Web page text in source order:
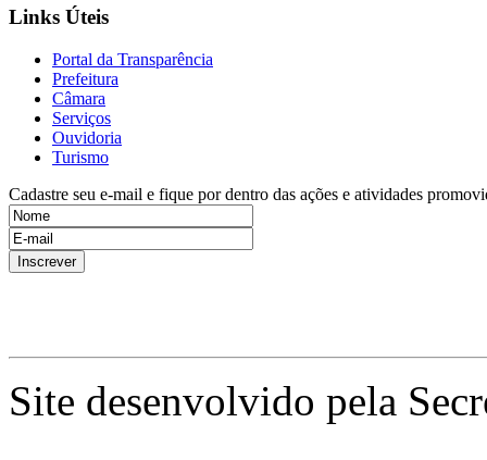
Links Úteis
Portal da Transparência
Prefeitura
Câmara
Serviços
Ouvidoria
Turismo
Cadastre seu e-mail e fique por dentro das ações e atividades
Site desenvolvido pela